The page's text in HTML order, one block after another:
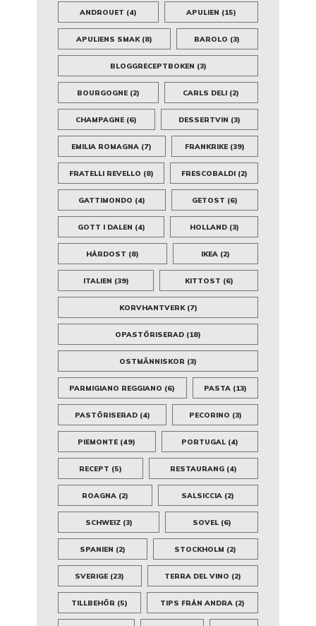
ANDROUET (4) APULIEN (15)
APULIENS SMAK(8) BAROLO (3)
BLOGGRECEPTBOKEN (3)
BOURGOGNE(2) CARLS DELI (2)
CHAMPAGNE (6) DESSERTVIN (3)
EMILIA ROMAGNA (7) FRANKRIKE(39)
FRATELLI REVELLO (8) FRESCOBALDI(2)
GATTIMONDO (4) GETOST (6)
GOTT I DALEN (4) HOLLAND(3)
HÅRDOST (8) IKEA (2)
ITALIEN (39) KITTOST (6)
KORVHANTVERK(7)
OPASTÖRISERAD (18)
OSTMÄNNISKOR (3)
PARMIGIANO REGGIANO (6) PASTA(13)
PASTÖRISERAD(4) PECORINO (3)
PIEMONTE (49) PORTUGAL(4)
RECEPT (5) RESTAURANG (4)
ROAGNA(2) SALSICCIA (2)
SCHWEIZ(3) SOVEL(6)
SPANIEN (2) STOCKHOLM (2)
SVERIGE (23) TERRA DEL VINO (2)
TILLBEHÖR (5) TIPS FRÅN ANDRA (2)